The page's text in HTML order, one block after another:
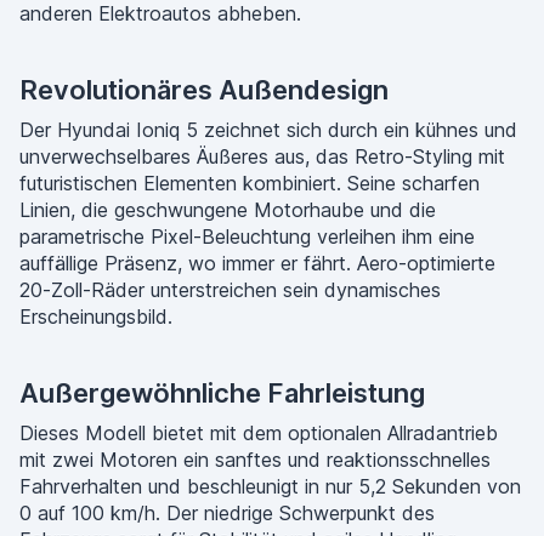
anderen Elektroautos abheben.
Revolutionäres Außendesign
Der Hyundai Ioniq 5 zeichnet sich durch ein kühnes und
unverwechselbares Äußeres aus, das Retro-Styling mit
futuristischen Elementen kombiniert. Seine scharfen
Linien, die geschwungene Motorhaube und die
parametrische Pixel-Beleuchtung verleihen ihm eine
auffällige Präsenz, wo immer er fährt. Aero-optimierte
20-Zoll-Räder unterstreichen sein dynamisches
Erscheinungsbild.
Außergewöhnliche Fahrleistung
Dieses Modell bietet mit dem optionalen Allradantrieb
mit zwei Motoren ein sanftes und reaktionsschnelles
Fahrverhalten und beschleunigt in nur 5,2 Sekunden von
0 auf 100 km/h. Der niedrige Schwerpunkt des